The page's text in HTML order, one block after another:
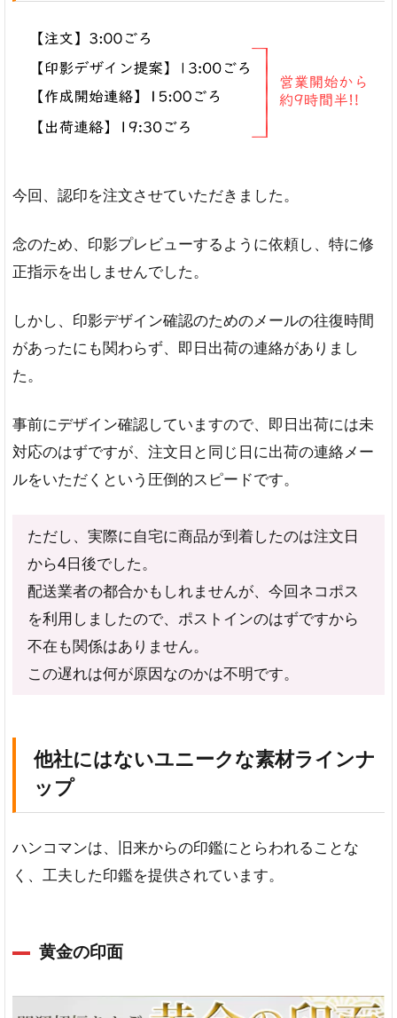
今回、認印を注文させていただきました。
念のため、印影プレビューするように依頼し、特に修
正指示を出しませんでした。
しかし、印影デザイン確認のためのメールの往復時間
があったにも関わらず、即日出荷の連絡がありまし
た。
事前にデザイン確認していますので、即日出荷には未
対応のはずですが、注文日と同じ日に出荷の連絡メー
ルをいただくという圧倒的スピードです。
ただし、実際に自宅に商品が到着したのは注文日
から4日後でした。
配送業者の都合かもしれませんが、今回ネコポス
を利用しましたので、ポストインのはずですから
不在も関係はありません。
この遅れは何が原因なのかは不明です。
他社にはないユニークな素材ラインナ
ップ
ハンコマンは、旧来からの印鑑にとらわれることな
く、工夫した印鑑を提供されています。
黄金の印面